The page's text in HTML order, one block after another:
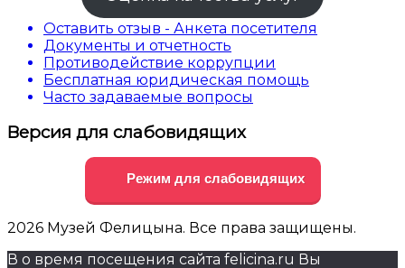
Оставить отзыв - Анкета посетителя
Документы и отчетность
Противодействие коррупции
Бесплатная юридическая помощь
Часто задаваемые вопросы
Версия для слабовидящих
Режим для слабовидящих
2026 Музей Фелицына. Все права защищены.
В о время посещения сайта felicina.ru Вы